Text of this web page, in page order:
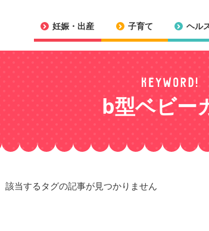
妊娠・出産 子育て ヘル
b型ベビー
該当するタグの記事が見つかりません